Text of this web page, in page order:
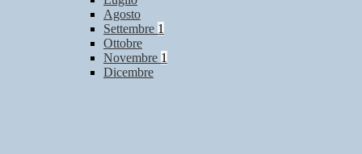
Agosto
Settembre 1
Ottobre
Novembre 1
Dicembre